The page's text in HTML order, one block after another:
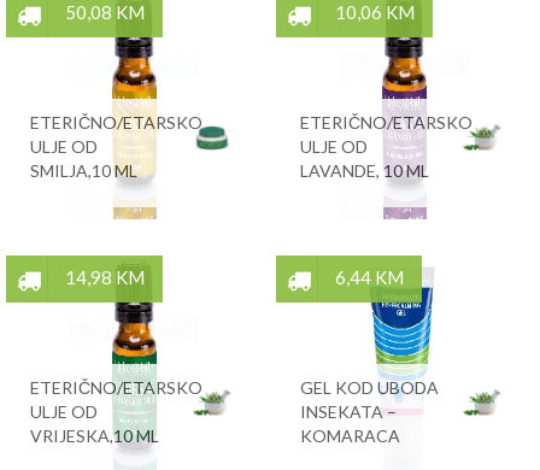
50,08 KM
ETERIČNO/ETARSKO
ULJE OD
SMILJA,10 ML
10,06 KM
ETERIČNO/ETARSKO
ULJE OD
LAVANDE, 10 ML
14,98 KM
ETERIČNO/ETARSKO
ULJE OD
VRIJESKA,10 ML
6,44 KM
GEL KOD UBODA
INSEKATA –
KOMARACA